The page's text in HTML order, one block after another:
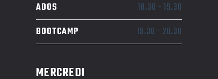
ADOS
18.30 - 19.30
BOOTCAMP
19.30 - 20.30
MERCREDI